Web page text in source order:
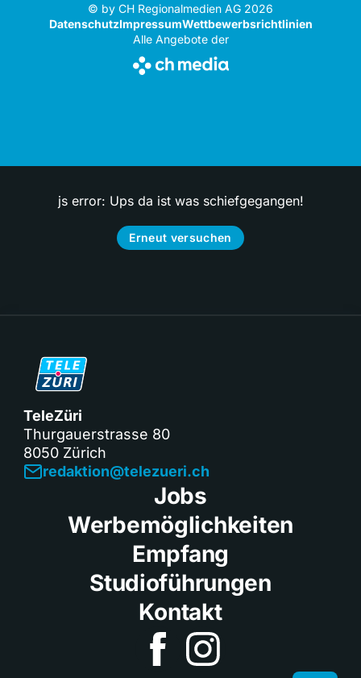
© by CH Regionalmedien AG 2026
DatenschutzImpressumWettbewerbsrichtlinien
Alle Angebote der
js error: Ups da ist was schiefgegangen!
Erneut versuchen
TeleZüri
Thurgauerstrasse 80
8050 Zürich
redaktion@telezueri.ch
Jobs
Werbemöglichkeiten
Empfang
Studioführungen
Kontakt